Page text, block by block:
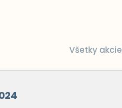
Všetky akcie